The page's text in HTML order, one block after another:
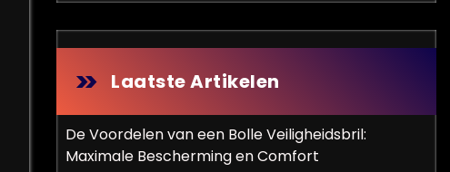
Laatste Artikelen
De Voordelen van een Bolle Veiligheidsbril:
Maximale Bescherming en Comfort